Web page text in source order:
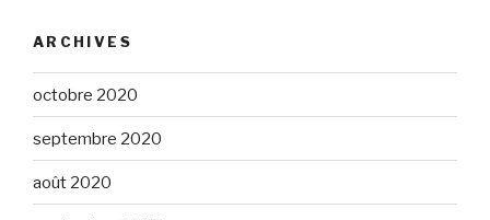
ARCHIVES
octobre 2020
septembre 2020
août 2020